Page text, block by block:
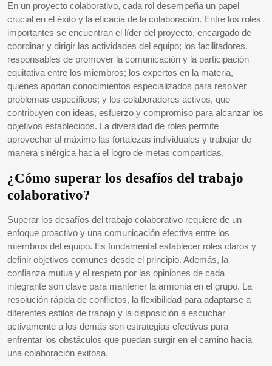
En un proyecto colaborativo, cada rol desempeña un papel
crucial en el éxito y la eficacia de la colaboración. Entre los roles
importantes se encuentran el líder del proyecto, encargado de
coordinar y dirigir las actividades del equipo; los facilitadores,
responsables de promover la comunicación y la participación
equitativa entre los miembros; los expertos en la materia,
quienes aportan conocimientos especializados para resolver
problemas específicos; y los colaboradores activos, que
contribuyen con ideas, esfuerzo y compromiso para alcanzar los
objetivos establecidos. La diversidad de roles permite
aprovechar al máximo las fortalezas individuales y trabajar de
manera sinérgica hacia el logro de metas compartidas.
¿Cómo superar los desafíos del trabajo
colaborativo?
Superar los desafíos del trabajo colaborativo requiere de un
enfoque proactivo y una comunicación efectiva entre los
miembros del equipo. Es fundamental establecer roles claros y
definir objetivos comunes desde el principio. Además, la
confianza mutua y el respeto por las opiniones de cada
integrante son clave para mantener la armonía en el grupo. La
resolución rápida de conflictos, la flexibilidad para adaptarse a
diferentes estilos de trabajo y la disposición a escuchar
activamente a los demás son estrategias efectivas para
enfrentar los obstáculos que puedan surgir en el camino hacia
una colaboración exitosa.